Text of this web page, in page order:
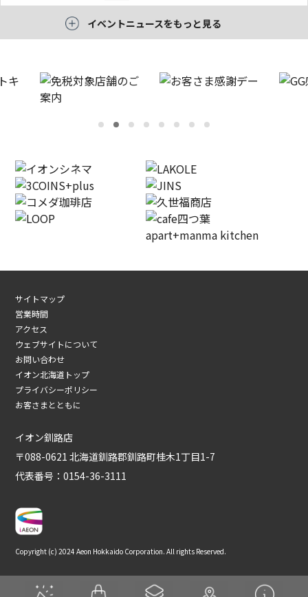
イベントニュースをもっと見る
サイトマップ
営業時間
アクセス
ウェブサイトについて
お問い合わせ
イオン北海道トップ
プライバシーポリシー
お客さまとともに
イオン釧路店
〒088-0621 北海道釧路郡釧路町桂木1丁目1-7
代表番号：0154-36-3111
Copyright (c) 2024 Aeon Hokkaido Corporation. All rights Reserved.